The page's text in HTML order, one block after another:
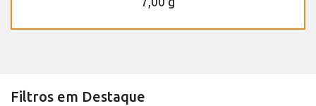
Filtros em Destaque